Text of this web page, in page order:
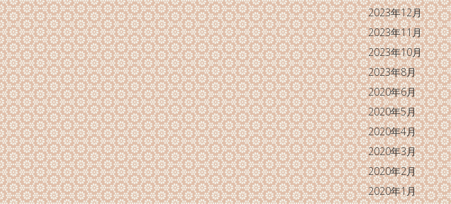
2023年12月
2023年11月
2023年10月
2023年8月
2020年6月
2020年5月
2020年4月
2020年3月
2020年2月
2020年1月